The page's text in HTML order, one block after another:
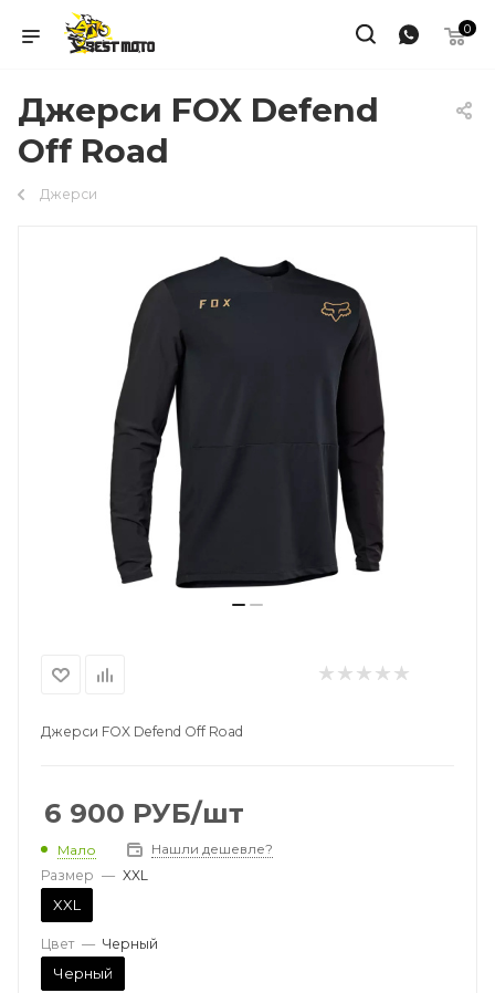
0
Джерси FOX Defend
Off Road
Джерси
Джерси FOX Defend Off Road
6 900 РУБ/шт
Мало
Нашли дешевле?
Размер — XXL
XXL
Цвет — Черный
Черный